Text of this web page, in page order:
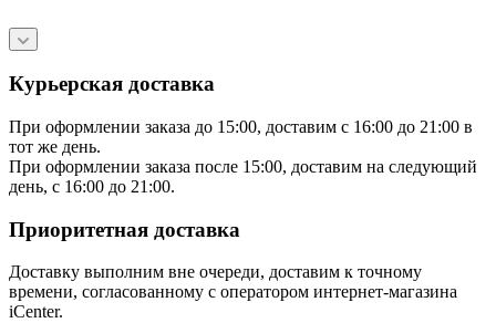
Курьерская доставка
При оформлении заказа до 15:00, доставим с 16:00 до 21:00 в
тот же день.
При оформлении заказа после 15:00, доставим на следующий
день, с 16:00 до 21:00.
Приоритетная доставка
Доставку выполним вне очереди, доставим к точному
времени, согласованному с оператором интернет-магазина
iCenter.